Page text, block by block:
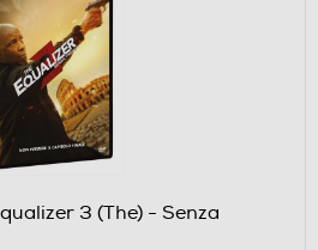
3 (The) - Senza